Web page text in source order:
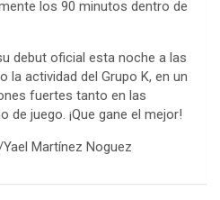
los 90 minutos dentro de
debut oficial esta noche a las
la actividad del Grupo K, en un
fuertes tanto en las
de juego. ¡Que gane el mejor!
Martínez Noguez